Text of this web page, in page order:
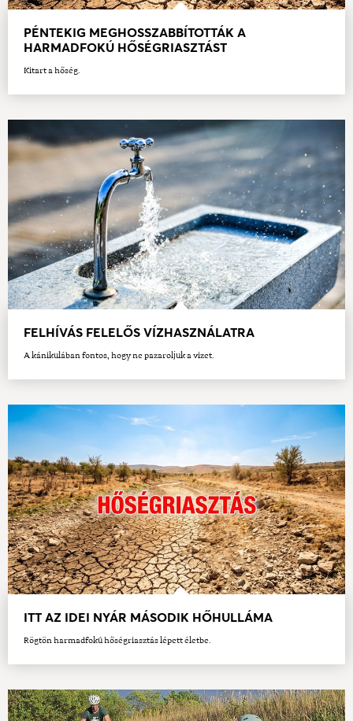
PÉNTEKIG MEGHOSSZABBÍTOTTÁK A
HARMADFOKÚ HŐSÉGRIASZTÁST
Kitart a hőség.
FELHÍVÁS FELELŐS VÍZHASZNÁLATRA
A kánikulában fontos, hogy ne pazaroljuk a vizet.
ITT AZ IDEI NYÁR MÁSODIK HŐHULLÁMA
Rögtön harmadfokú hőségriasztás lépett életbe.